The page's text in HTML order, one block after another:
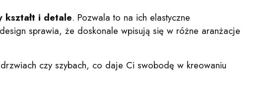
kształt i detale. Pozwala to na ich elastyczne
sprawia, że doskonale wpisują się w różne aranżacje
czy szybach, co daje Ci swobodę w kreowaniu